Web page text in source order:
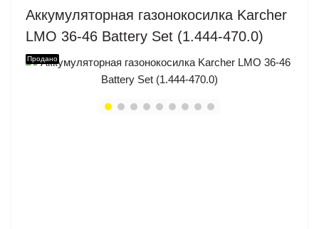
Аккумуляторная газонокосилка Karcher
LMO 36-46 Battery Set (1.444-470.0)
Продано